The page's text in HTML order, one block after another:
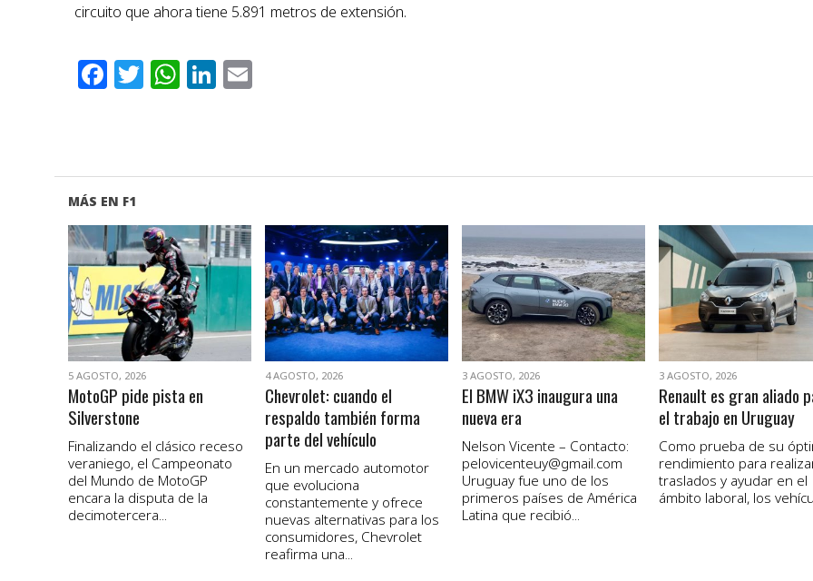
circuito que ahora tiene 5.891 metros de extensión.
Facebook
Twitter
WhatsApp
LinkedIn
MÁS EN F1
VER NOTA
5 AGOSTO, 2026
MotoGP pide pista en
Silverstone
Finalizando el clásico receso
veraniego, el Campeonato
del Mundo de MotoGP
encara la disputa de la
decimotercera...
VER NOTA
4 AGOSTO, 2026
Chevrolet: cuando el
respaldo también forma
parte del vehículo
En un mercado automotor
que evoluciona
constantemente y ofrece
nuevas alternativas para los
consumidores, Chevrolet
reafirma una...
VER NOTA
3 AGOSTO, 2026
El BMW iX3 inaugura una
nueva era
Nelson Vicente – Contacto:
pelovicenteuy@gmail.com
Uruguay fue uno de los
primeros países de América
Latina que recibió...
VER NOTA
3 AGOSTO, 2026
Renault es gran aliado
el trabajo en Uruguay
Como prueba de su
rendimiento para
traslados y ayudar en el
ámbito laboral, los